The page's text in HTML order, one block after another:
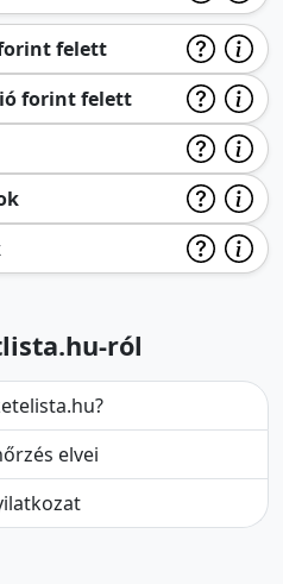
felett
forint felett
ról
elvei